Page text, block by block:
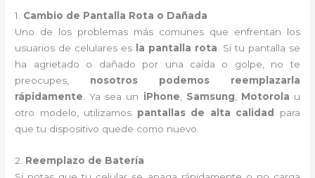
1. Cambio de Pantalla Rota o Dañada
Uno de los problemas más comunes que enfrentan los
usuarios de celulares es
la pantalla rota . Si tu pantalla se
ha agrietado o dañado por una caída o golpe, no te
preocupes, nosotros podemos reemplazarla
rápidamente . Ya sea un iPhone Samsung Motorola u
otro modelo, utilizamos pantallas de alta calidad
para
que tu dispositivo quede como nuevo.
2. Reemplazo de Batería